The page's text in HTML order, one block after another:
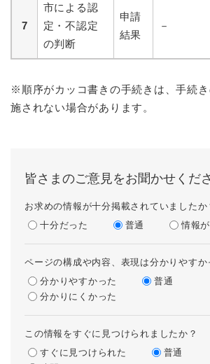
7
市による認
定・不認定
の判断
申請
結果
－
※順序がカッコ書きの手続きは、手続
施されない場合があります。
皆さまのご意見をお聞かせくだ
お求めの情報が十分掲載されていましたか
十分だった
普通 情報
ページの構成や内容、表現は分かりやすか
分かりやすかった
普通
分かりにくかった
この情報をすぐに見つけられましたか？
すぐに見つけられた
普通